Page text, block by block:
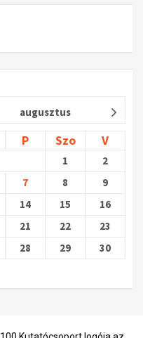
augusztus
P Szo V
1
2
7 8
9
14 15
16
21 22
23
28 29
30